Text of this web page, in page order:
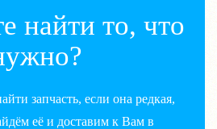
найти то, что
запчасть, если она редкая,
её и доставим к Вам в